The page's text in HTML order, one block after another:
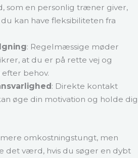
som en personlig træner giver,
kan have fleksibiliteten fra
: Regelmæssige møder
at du er på rette vej og
behov.
: Direkte kontakt
øge din motivation og holde dig
omkostningstungt, men
det værd, hvis du søger en dybt